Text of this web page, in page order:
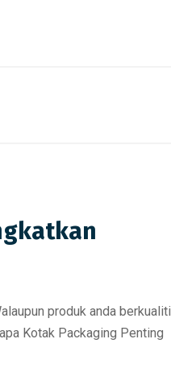
produk anda berkualiti
Kotak Packaging Penting